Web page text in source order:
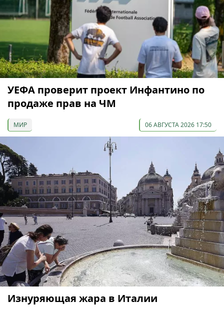
УЕФА проверит проект Инфантино по
продаже прав на ЧМ
МИР 06 АВГУСТА 2026 17:50
Изнуряющая жара в Италии